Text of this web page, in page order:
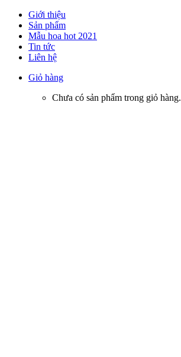
Giới thiệu
Sản phẩm
Mẫu hoa hot 2021
Tin tức
Liên hệ
Giỏ hàng
Chưa có sản phẩm trong giỏ hàng.